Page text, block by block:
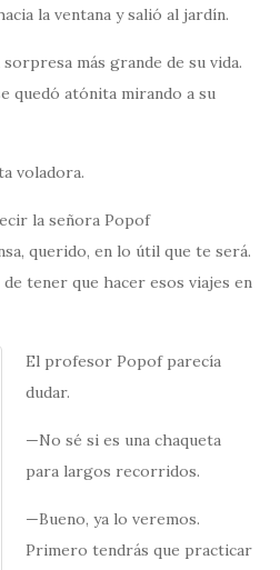
la ventana y salió al jardín.
más grande de su vida.
quedó atónita mirando a su
voladora.
la señora Popof
querido, en lo útil que te será.
tener que hacer esos viajes en
El profesor Popof parecía
dudar.
—No sé si es una chaqueta
para largos recorridos.
—Bueno, ya lo veremos.
Primero tendrás que practicar